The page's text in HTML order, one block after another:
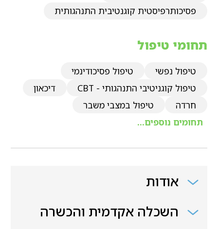
פסיכותרפיסטית קוגנטיבית התנהגותית
תחומי טיפול
טיפול נפשי
טיפול פסיכודינמי
טיפול קוגניטיבי התנהגותי - CBT
דיכאון
חרדה
טיפול במצבי משבר
תחומים נוספים...
אודות
השכלה אקדמית והכשרה